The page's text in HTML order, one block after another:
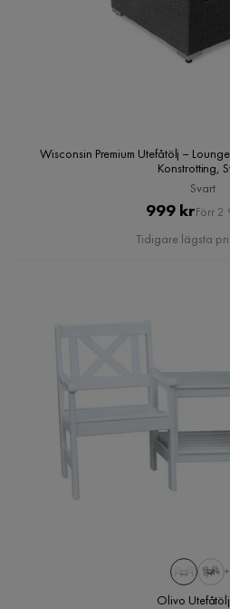
Wisconsin Premium Utefåtölj –
Konstrotting,
Svart
Pris
999 kr
Pris
Förr 2
Tidigare lägsta
Olivo